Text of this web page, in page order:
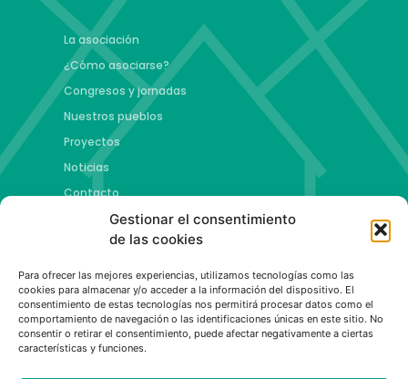
Gestionar el consentimiento
de las cookies
Para ofrecer las mejores experiencias, utilizamos tecnologías como las
cookies para almacenar y/o acceder a la información del dispositivo. El
consentimiento de estas tecnologías nos permitirá procesar datos como el
comportamiento de navegación o las identificaciones únicas en este sitio. No
consentir o retirar el consentimiento, puede afectar negativamente a ciertas
características y funciones.
La asociación
¿Cómo asociarse?
Congresos y jornadas
Nuestros pueblos
Proyectos
Noticias
Contacto
Proyectos
Copa esMontañas
Red de emprendimiento de base tecnológica
Capital Española de las Montañas